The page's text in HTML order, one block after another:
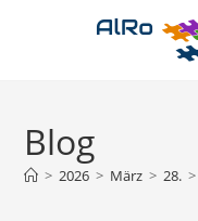
Blog
> 2026 > März > 28. >